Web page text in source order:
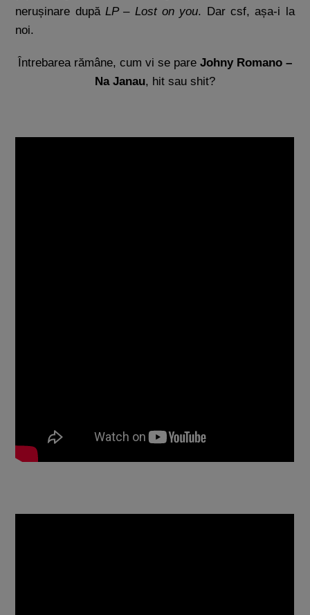
nerușinare dupăLP – Lost on you. Dar csf, așa-i la
noi.
Întrebarea rămâne, cum vi se pare Johny Romano –
Na Janau, hit sau shit?